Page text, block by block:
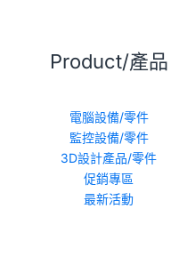
Product/產品
電腦設備/零件
監控設備/零件
3D設計產品/零件
促銷專區
最新活動